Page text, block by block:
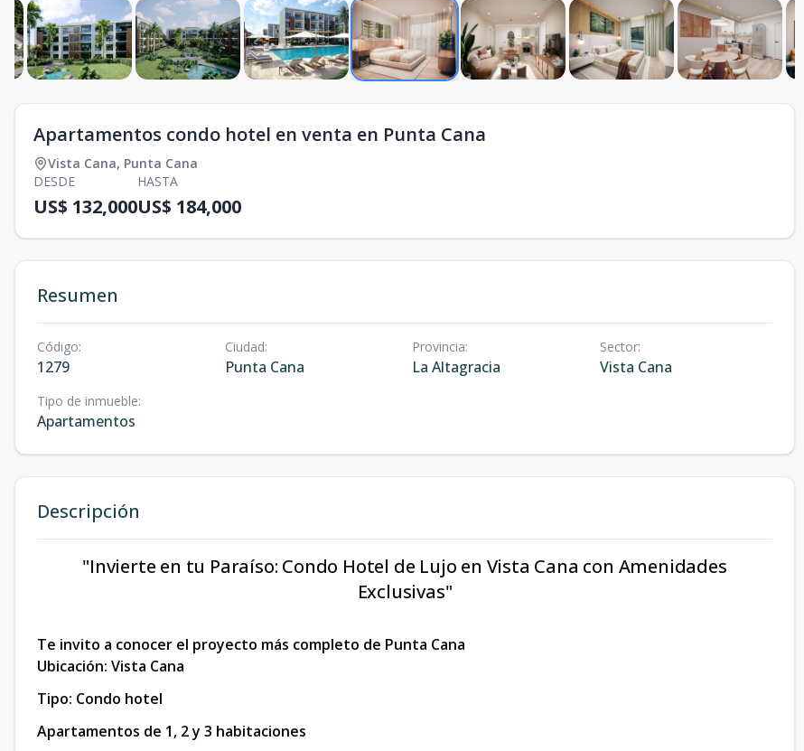
Apartamentos condo hotel en venta en Punta Cana
Vista Cana, Punta Cana
DESDE
US$ 132,000
HASTA
US$ 184,000
Resumen
Código:
1279
Ciudad:
Punta Cana
Provincia:
La Altagracia
Sector:
Vista Cana
Tipo de inmueble:
Apartamentos
Descripción
"Invierte en tu Paraíso: Condo Hotel de Lujo en Vista Cana con Amenidades
Exclusivas"
Te invito a conocer el proyecto más completo de Punta Cana
Ubicación: Vista Cana
Tipo: Condo hotel
Apartamentos de 1, 2 y 3 habitaciones